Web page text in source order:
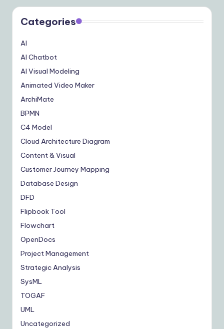
Categories
AI
AI Chatbot
AI Visual Modeling
Animated Video Maker
ArchiMate
BPMN
C4 Model
Cloud Architecture Diagram
Content & Visual
Customer Journey Mapping
Database Design
DFD
Flipbook Tool
Flowchart
OpenDocs
Project Management
Strategic Analysis
SysML
TOGAF
UML
Uncategorized